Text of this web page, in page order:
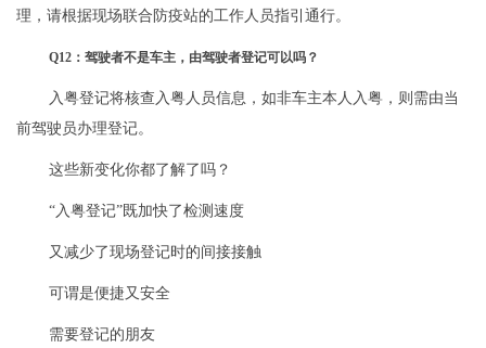
理，请根据现场联合防疫站的工作人员指引通行。
Q12：驾驶者不是车主，由驾驶者登记可以吗？
入粤登记将核查入粤人员信息，如非车主本人入粤，则需由当
前驾驶员办理登记。
这些新变化你都了解了吗？
“入粤登记”既加快了检测速度
又减少了现场登记时的间接接触
可谓是便捷又安全
需要登记的朋友